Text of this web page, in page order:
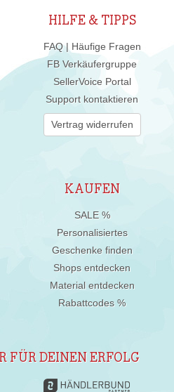
HILFE & TIPPS
FAQ | Häufige Fragen
FB Verkäufergruppe
SellerVoice Portal
Support kontaktieren
Vertrag widerrufen
KAUFEN
SALE %
Personalisiertes
Geschenke finden
Shops entdecken
Material entdecken
Rabattcodes %
FÜR DEINEN ERFOLG